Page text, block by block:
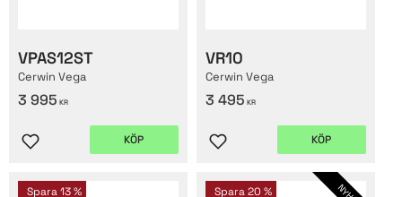
VPAS12ST
Cerwin Vega
3 995 KR
Lägg till i favoriter
KÖP
VR10
Cerwin Vega
3 495 KR
Lägg till i favoriter
KÖP
Spara13 % Spara20 %